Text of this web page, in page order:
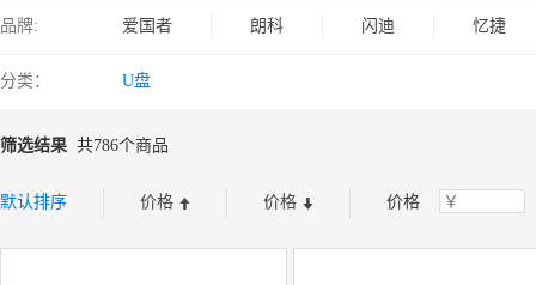
品牌: 爱国者 朗科 闪迪 忆捷
联想Thinkplus
分类： U盘
筛选结果 共786个商品
默认排序 价格 价格 价格